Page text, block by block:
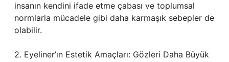
insanın kendini ifade etme çabası ve toplumsal
normlarla mücadele gibi daha karmaşık sebepler de
olabilir.
2. Eyeliner’ın Estetik Amaçları: Gözleri Daha Büyük